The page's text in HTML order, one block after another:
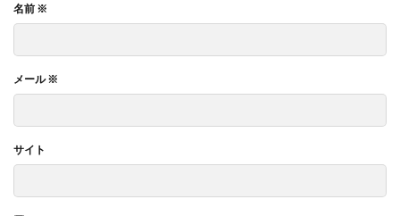
名前 ※
メール※
サイト